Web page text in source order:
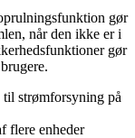
gør
når den ikke er i
gør
strømforsyning på
flere enheder